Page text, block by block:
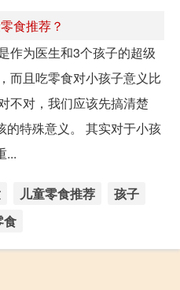
食推荐？
作为医生和3个孩子的超级
而且吃零食对小孩子意义比
不对，我们应该先搞清楚
的特殊意义。 其实对于小孩
...
儿童零食推荐
孩子
食